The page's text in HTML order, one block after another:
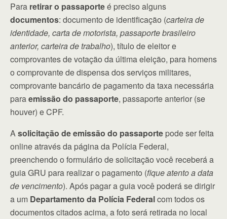
Para retirar o passaporteé preciso alguns
documentos: documento de identificação (carteira de
identidade, carta de motorista, passaporte brasileiro
anterior, carteira de trabalho), título de eleitor e
comprovantes de votação da última eleição, para homens
o comprovante de dispensa dos serviços militares,
comprovante bancário de pagamento da taxa necessária
paraemissão do passaporte, passaporte anterior (se
houver) e CPF.
Asolicitação de emissão do passaporte pode ser feita
online através da página da Polícia Federal,
preenchendo o formulário de solicitação você receberá a
guia GRU para realizar o pagamento (fique atento a data
de vencimento). Após pagar a guia você poderá se dirigir
a um Departamento da Polícia Federalcom todos os
documentos citados acima, a foto será retirada no local